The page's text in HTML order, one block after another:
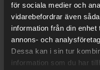
för sociala medier och
vidarebefordrar även
information från din
annons- och
Dessa kan i sin tur
information som du har
Till exempel kan
teknik och med god
med stödtjänster och
behövs.
– När utbyggnaden av